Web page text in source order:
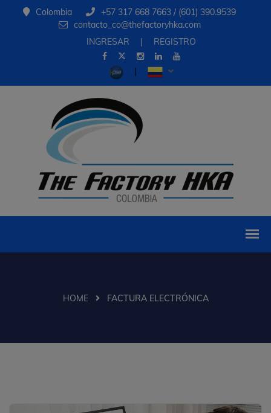
Colombia
+57 317 668 7663 / (601) 390.9539
contacto_co@thefactoryhka.com
INGRESAR
| REGISTRO
HOME FACTURA ELECTRÓNICA